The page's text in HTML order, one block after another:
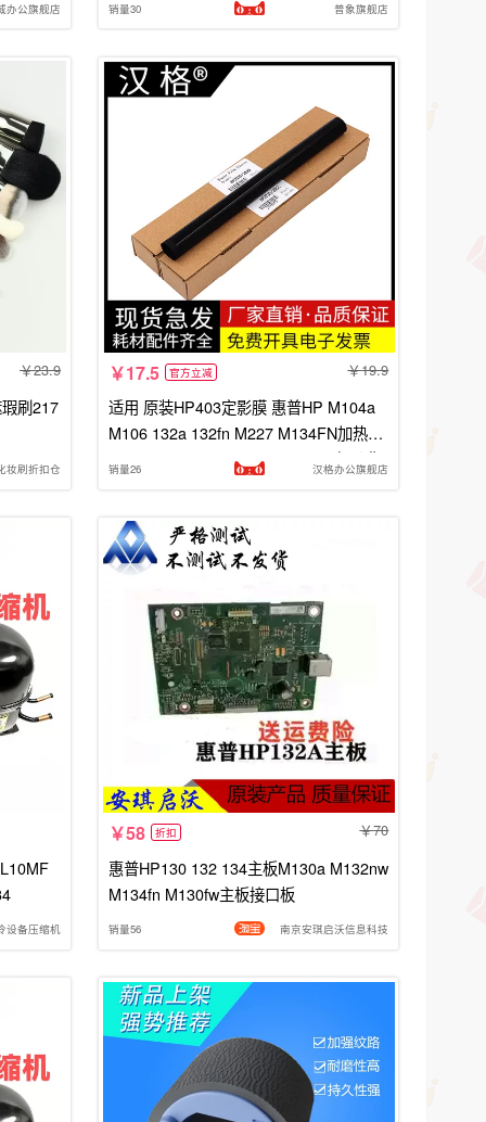
办公旗舰店 销量30 普象旗舰店
23.9
刷217
妆刷折扣仓
17.5 官方立减 19.9
适用 原装HP403定影膜 惠普HP M104a
M106 132a 132fn M227 M134FN加热膜
M402 M203 427 M426dw 427dn定影膜
销量26 汉格办公旗舰店
设备压缩机
58 折扣 70
惠普HP130 132 134主板M130a M132nw
M134fn M130fw主板接口板
销量56 南京安琪启沃信息科技